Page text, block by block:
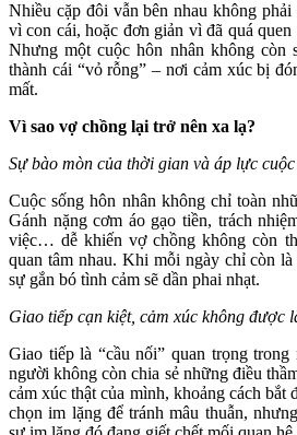
Nhiều cặp đôi vẫn bên nhau không
vì con cái, hoặc đơn giản vì đã quá
Nhưng một cuộc hôn nhân không còn
thành cái “vỏ rỗng” – nơi cảm xúc bị
mất.
Vì sao vợ chồng lại trở nên xa lạ?
Sự bào mòn của thời gian và áp lực cuộc
Cuộc sống hôn nhân không chỉ toàn
Gánh nặng cơm áo gạo tiền, trách
việc… dễ khiến vợ chồng không còn
quan tâm nhau. Khi mỗi ngày chỉ còn
sự gắn bó tình cảm sẽ dần phai nhạt.
Giao tiếp cạn kiệt, cảm xúc không được
Giao tiếp là “cầu nối” quan trọng
người không còn chia sẻ những điều
cảm xúc thật của mình, khoảng cách bắt
chọn im lặng để tránh mâu thuẫn,